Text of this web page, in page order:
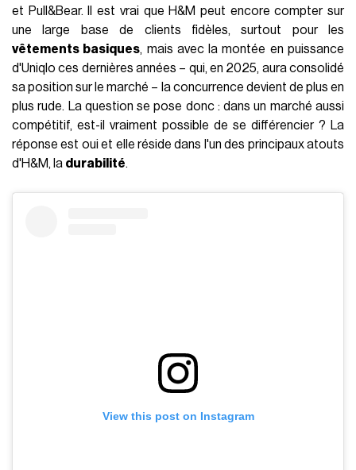
et Pull&Bear. Il est vrai que H&M peut encore compter sur
une large base de clients fidèles, surtout pour les
vêtements basiques, mais avec la montée en puissance
d'Uniqlo ces dernières années – qui, en 2025, aura consolidé
sa position sur le marché – la concurrence devient de plus en
plus rude. La question se pose donc : dans un marché aussi
compétitif, est-il vraiment possible de se différencier ? La
réponse est oui et elle réside dans l'un des principaux atouts
d'H&M, la durabilité.
View this post on Instagram